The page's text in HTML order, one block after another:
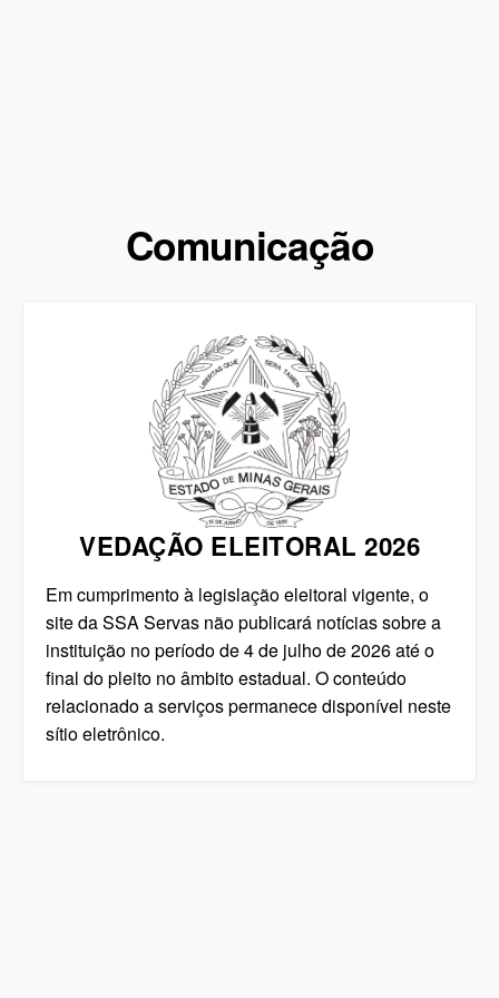
Comunicação
VEDAÇÃO ELEITORAL 2026
Em cumprimento à legislação eleitoral vigente, o
site da SSA Servas não publicará notícias sobre a
instituição no período de 4 de julho de 2026 até o
final do pleito no âmbito estadual. O conteúdo
relacionado a serviços permanece disponível neste
sítio eletrônico.